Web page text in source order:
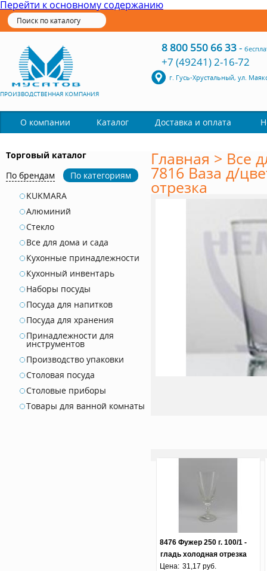
Перейти к основному содержанию
ПРОИЗВОДСТВЕННАЯ КОМПАНИЯ
8 800 550 66 33-
+7 (49241) 2-16-72
г. Гусь-Хрустальный, ул.
О компании Каталог Доставка и оплата
Торговый каталог
По брендам
По категориям
KUKMARA
Алюминий
Стекло
Все для дома и сада
Кухонные принадлежности
Кухонный инвентарь
Наборы посуды
Посуда для напитков
Посуда для хранения
Принадлежности для
инструментов
Производство упаковки
Столовая посуда
Столовые приборы
Товары для ванной комнаты
Главная > Все
7816 Ваза д/
отрезка
8476 Фужер 250 г. 100/1 -
гладь холодная отрезка
Цена: 31,17 руб.